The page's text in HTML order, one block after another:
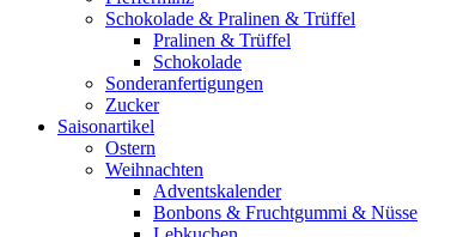
Schokolade & Pralinen & Trüffel
Pralinen & Trüffel
Schokolade
Sonderanfertigungen
Zucker
Saisonartikel
Ostern
Weihnachten
Adventskalender
Bonbons & Fruchtgummi & Nüsse